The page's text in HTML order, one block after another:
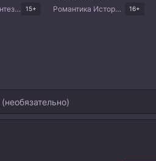
Романтика Фэнтези Мистика Китайские дорамы 15+ Романтика Исторический Фэнтези Триллер Китайские дорамы 16+